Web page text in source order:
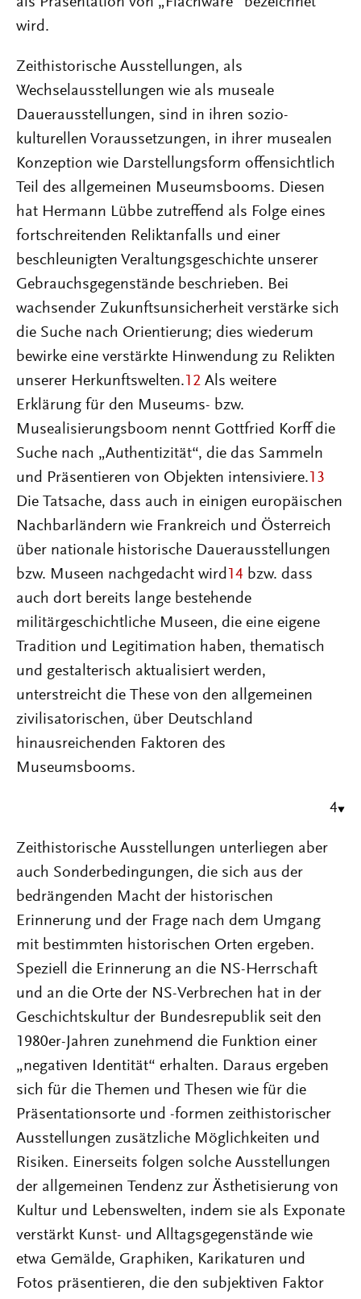
wird.
Zeithistorische Ausstellungen, als
Wechselausstellungen wie als museale
Dauerausstellungen, sind in ihren sozio-
kulturellen Voraussetzungen, in ihrer musealen
Konzeption wie Darstellungsform offensichtlich
Teil des allgemeinen Museumsbooms. Diesen
hat Hermann Lübbe zutreffend als Folge eines
fortschreitenden Reliktanfalls und einer
beschleunigten Veraltungsgeschichte unserer
Gebrauchsgegenstände beschrieben. Bei
wachsender Zukunftsunsicherheit verstärke sich
die Suche nach Orientierung; dies wiederum
bewirke eine verstärkte Hinwendung zu Relikten
unserer Herkunftswelten. 12 Als weitere
Erklärung für den Museums- bzw.
Musealisierungsboom nennt Gottfried Korff die
Suche nach „Authentizität“, die das Sammeln
und Präsentieren von Objekten intensiviere. 13
Die Tatsache, dass auch in einigen europäischen
Nachbarländern wie Frankreich und Österreich
über nationale historische Dauerausstellungen
bzw. Museen nachgedacht wird 14 bzw. dass
auch dort bereits lange bestehende
militärgeschichtliche Museen, die eine eigene
Tradition und Legitimation haben, thematisch
und gestalterisch aktualisiert werden,
unterstreicht die These von den allgemeinen
zivilisatorischen, über Deutschland
hinausreichenden Faktoren des
Museumsbooms.
4
Zeithistorische Ausstellungen unterliegen aber
auch Sonderbedingungen, die sich aus der
bedrängenden Macht der historischen
Erinnerung und der Frage nach dem Umgang
mit bestimmten historischen Orten ergeben.
Speziell die Erinnerung an die NS-Herrschaft
und an die Orte der NS-Verbrechen hat in der
Geschichtskultur der Bundesrepublik seit den
1980er-Jahren zunehmend die Funktion einer
„negativen Identität“ erhalten. Daraus ergeben
sich für die Themen und Thesen wie für die
Präsentationsorte und -formen zeithistorischer
Ausstellungen zusätzliche Möglichkeiten und
Risiken. Einerseits folgen solche Ausstellungen
der allgemeinen Tendenz zur Ästhetisierung von
Kultur und Lebenswelten, indem sie als Exponate
verstärkt Kunst- und Alltagsgegenstände wie
etwa Gemälde, Graphiken, Karikaturen und
Fotos präsentieren, die den subjektiven Faktor